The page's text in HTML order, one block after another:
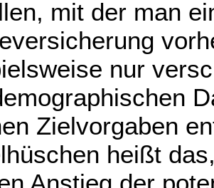
mit der man
nur
Zielvorgaben
heißt